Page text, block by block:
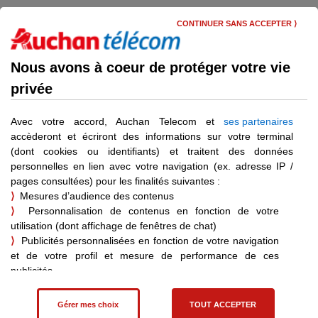
Skip
main
contentAide et contact
Choisissez l’aide dont vous
avez besoin
Catégories d'aide :
Ma ligne et mon contrat Documents utiles
Ma ligne et mon contrat
Nous avons à coeur de protéger votre vie
privée
Avec votre accord, Auchan Telecom et ses partenaires
accèderont et écriront des informations sur votre terminal
(dont cookies ou identifiants) et traitent des données
personnelles en lien avec votre navigation (ex. adresse IP /
pages consultées) pour les finalités suivantes :
⟩ Mesures d’audience des contenus
⟩
Personnalisation de contenus en fonction de votre
utilisation (dont affichage de fenêtres de chat)
⟩
Publicités personnalisées en fonction de votre navigation
et de votre profil et mesure de performance de ces
publicités
suite à une visite sur un site partenaire
Gérer mes choix TOUT ACCEPTER
CONTINUER SANS ACCEPTER ⟩